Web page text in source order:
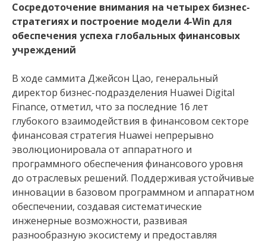
Сосредоточение внимания на четырех бизнес-
стратегиях и построение модели 4-Win для
обеспечения успеха глобальных финансовых
учреждений
В ходе саммита Джейсон Цао, генеральный
директор бизнес-подразделения Huawei Digital
Finance, отметил, что за последние 16 лет
глубокого взаимодействия в финансовом секторе
финансовая стратегия Huawei непрерывно
эволюционировала от аппаратного и
программного обеспечения финансового уровня
до отраслевых решений. Поддерживая устойчивые
инновации в базовом программном и аппаратном
обеспечении, создавая систематические
инженерные возможности, развивая
разнообразную экосистему и предоставляя